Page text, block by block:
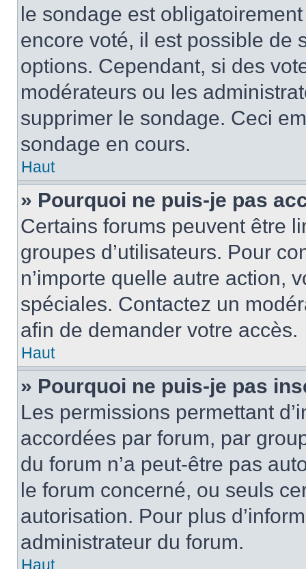
le sondage est
encore voté, il est possible de
options. Cependant, si des
modérateurs ou les
supprimer le sondage. Ceci
sondage en cours.
Haut
» Pourquoi ne puis-je pas
Certains forums peuvent être
groupes d’utilisateurs. Pour
n’importe quelle autre action,
spéciales. Contactez un
afin de demander votre accès.
Haut
» Pourquoi ne puis-je pas
Les permissions permettant
accordées par forum, par
du forum n’a peut-être pas
le forum concerné, ou seuls
autorisation. Pour plus
administrateur du forum.
Haut